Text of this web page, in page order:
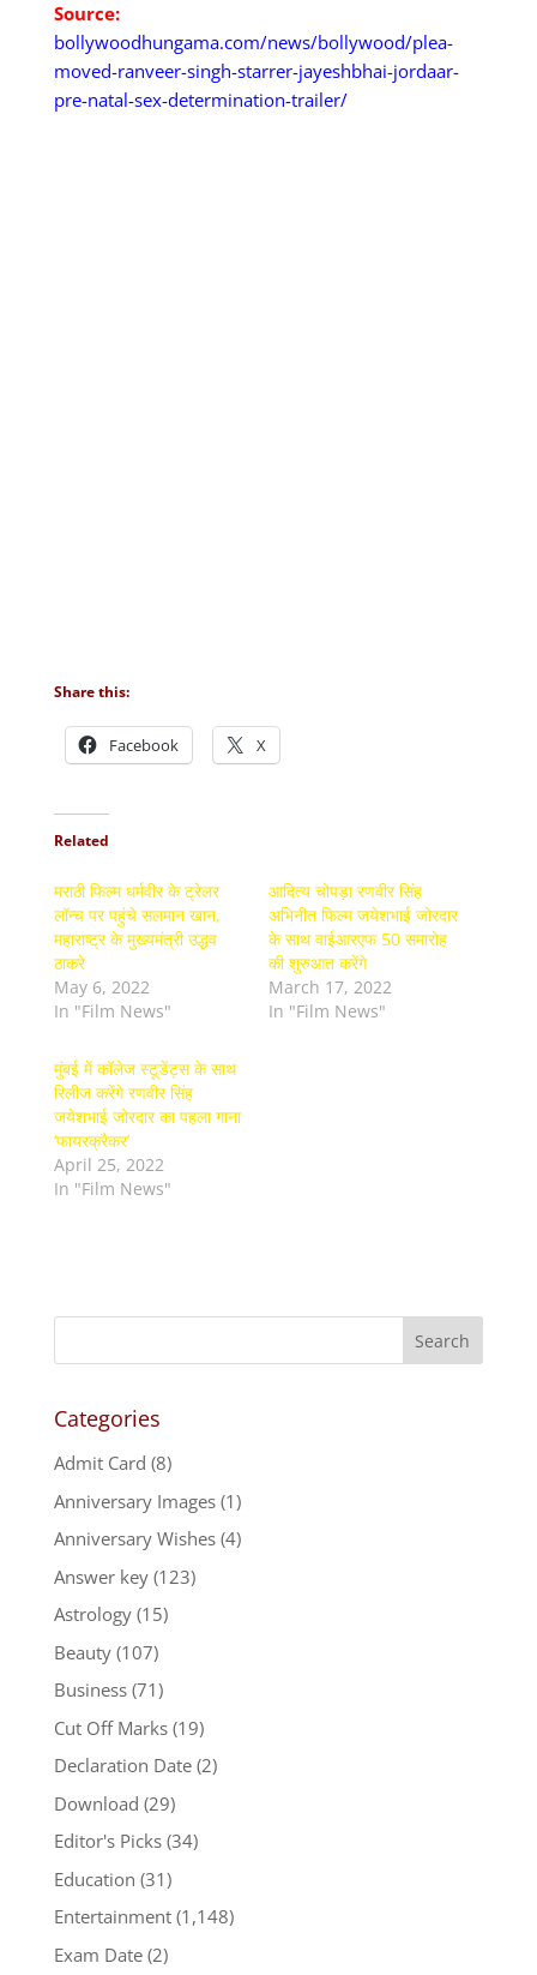
Source:
bollywoodhungama.com/news/bollywood/plea-
moved-ranveer-singh-starrer-jayeshbhai-jordaar-
pre-natal-sex-determination-trailer/
Share this:
Facebook X
Related
मराठी फिल्म धर्मवीर के ट्रेलर
लॉन्च पर पहुंचे सलमान खान,
महाराष्ट्र के मुख्यमंत्री उद्धव
ठाकरे
May 6, 2022
In "Film News"
आदित्य चोपड़ा रणवीर सिंह
अभिनीत फिल्म जयेशभाई जोरदार
के साथ वाईआरएफ 50 समारोह
की शुरुआत करेंगे
March 17, 2022
In "Film News"
मुंबई में कॉलेज स्टूडेंट्स के साथ
रिलीज करेंगे रणवीर सिंह
जयेशभाई जोरदार का पहला गाना
‘फायरक्रैकर’
April 25, 2022
In "Film News"
Categories
Admit Card (8)
Anniversary Images(1)
Anniversary Wishes(4)
Answer key(123)
Astrology(15)
Beauty(107)
Business(71)
Cut Off Marks(19)
Declaration Date(2)
Download (29)
Editor's Picks(34)
Education (31)
Entertainment(1,148)
Exam Date(2)